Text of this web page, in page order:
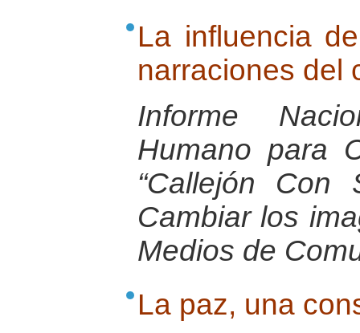
La influencia
narraciones del
Informe
Humano para
“Callejón Con
Cambiar los
Medios de
La paz, una